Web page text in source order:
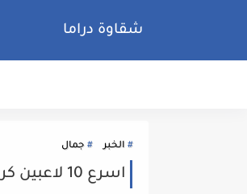
شقاوة دراما
الخبر جمال
اسرع 10 لاعبين كرة قدم في العالم حتي الان